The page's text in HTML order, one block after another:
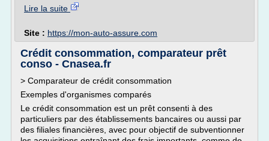
Lire la suite
Site : https://mon-auto-assure.com
Crédit consommation, comparateur prêt
conso - Cnasea.fr
> Comparateur de crédit consommation
Exemples d'organismes comparés
Le crédit consommation est un prêt consenti à des
particuliers par des établissements bancaires ou aussi par
des filiales financières, avec pour objectif de subventionner